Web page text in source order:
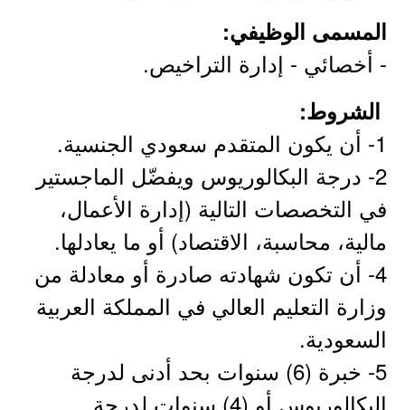
المسمى الوظيفي:
- أخصائي - إدارة التراخيص.
الشروط:
1- أن يكون المتقدم سعودي الجنسية.
2- درجة البكالوريوس ويفضّل الماجستير
في التخصصات التالية (إدارة الأعمال،
مالية، محاسبة، الاقتصاد) أو ما يعادلها.
4- أن تكون شهادته صادرة أو معادلة من
وزارة التعليم العالي في المملكة العربية
السعودية.
5- خبرة (6) سنوات بحد أدنى لدرجة
البكالوريوس أو (4) سنوات لدرجة